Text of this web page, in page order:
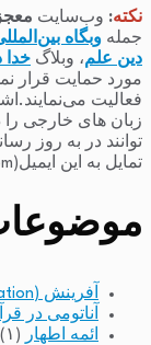
نکته: وب‌سایت
جمله وبگاه
دین علم، وبلاگ خدا
مورد حمایت قرار
فعالیت
زبان های خارجی را
توانند در به روز
تمایل به این ایمیل(raminfakhari@gmail.com) پیام بدهند.
آفرینش (Creation)
آناتومی در
ائمه اطهار
(۱)